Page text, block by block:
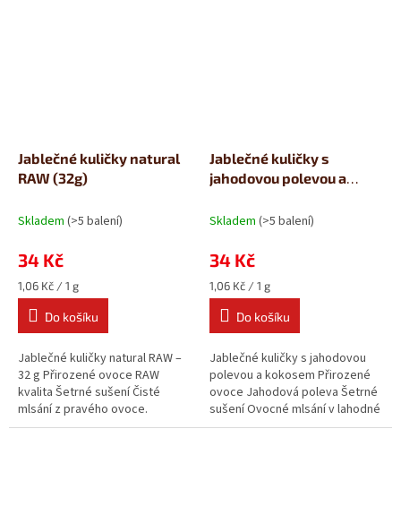
Jablečné kuličky natural
RAW (32g)
Skladem (>5 balení)
34 Kč
Měrná
cena:
1,06 Kč / 1 g
Do košíku
Jablečné kuličky natural RAW –
32 g Přirozené ovoce RAW
kvalita Šetrné sušení Čisté
mlsání z pravého ovoce.
Jablečné kuličky natural RAW...
Jablečné kuličky s
jahodovou polevou a
Skladem (>5 balení)
34 Kč
Měrná
cena:
1,06 Kč / 1 g
Do košíku
Jablečné kuličky s jahodovou
polevou a kokosem Přirozené
ovoce Jahodová poleva Šetrné
sušení Ovocné mlsání v lahodné
polevě. Jablečné kuličky s...